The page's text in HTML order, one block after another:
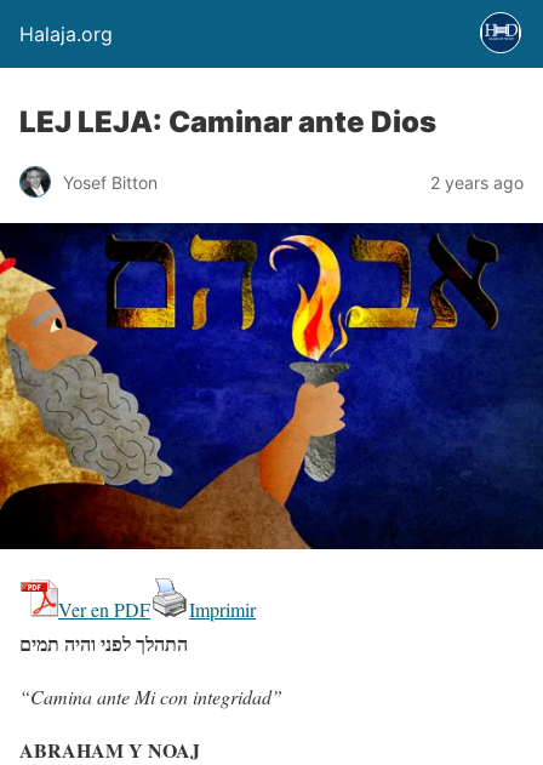
Halaja.org
LEJ LEJA: Caminar ante Dios
Yosef Bitton 2 years ago
Ver en PDF Imprimir
התהלך לפני והיה תמים
“Caminaante Mi con integridad”
ABRAHAM Y NOAJ